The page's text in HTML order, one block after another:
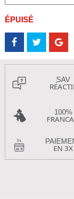
ÉPUISÉ
SAV
100%
EN 3X